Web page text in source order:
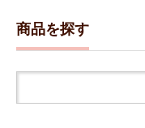
商品を探す